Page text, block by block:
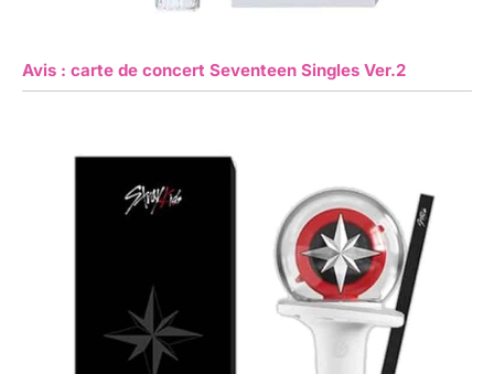
Avis : carte de concert Seventeen Singles Ver.2